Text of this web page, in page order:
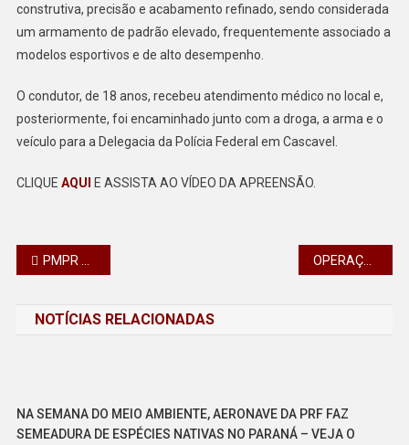
construtiva, precisão e acabamento refinado, sendo considerada
um armamento de padrão elevado, frequentemente associado a
modelos esportivos e de alto desempenho.
O condutor, de 18 anos, recebeu atendimento médico no local e,
posteriormente, foi encaminhado junto com a droga, a arma e o
veículo para a Delegacia da Polícia Federal em Cascavel.
CLIQUE AQUI E ASSISTA AO VÍDEO DA APREENSÃO.
Navegação
Post
PMPR APREENDE MAIS DE 1 TONELADA DE MACONHA EM PLANALTINA DO PARANÁ
NOTÍCIAS RELACIONADAS
NA SEMANA DO MEIO AMBIENTE, AERONAVE DA PRF FAZ
SEMEADURA DE ESPÉCIES NATIVAS NO PARANÁ – VEJA O